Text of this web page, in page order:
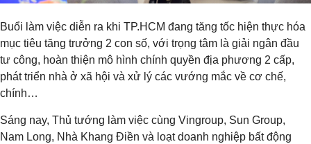
Buổi làm việc diễn ra khi TP.HCM đang tăng tốc hiện thực hóa
mục tiêu tăng trưởng 2 con số, với trọng tâm là giải ngân đầu
tư công, hoàn thiện mô hình chính quyền địa phương 2 cấp,
phát triển nhà ở xã hội và xử lý các vướng mắc về cơ chế,
chính…
Sáng nay, Thủ tướng làm việc cùng Vingroup, Sun Group,
Nam Long, Nhà Khang Điền và loạt doanh nghiệp bất động